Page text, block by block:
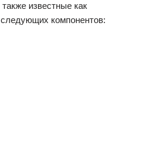
известные как
компонентов: